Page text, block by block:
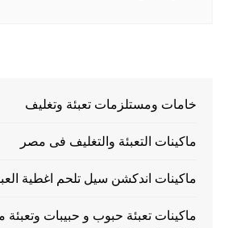
خامات ومستلزمات تعبئة وتغليف
ماكينات التعبئة والتغليف فى مصر
ماكينات اندكشن سيل تلحم اغطية
ماكينات تعبئة حبوب و حبيبات